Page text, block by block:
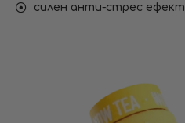
силен анти-стрес ефект